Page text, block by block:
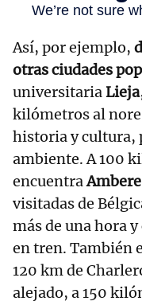
Así, por ejemplo,
otras ciudades
universitariaLieja
kilómetros al
historia y cultura,
ambiente. A 100
encuentra
visitadas de
más de una hora
en tren. También
120 km de
alejado, a 150